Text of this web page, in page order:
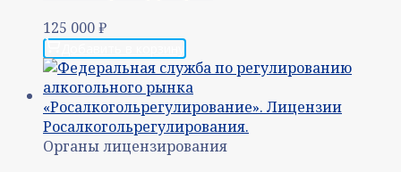
125 000₽
Органы лицензирования